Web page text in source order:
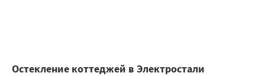
Остекление коттеджей в Электростали